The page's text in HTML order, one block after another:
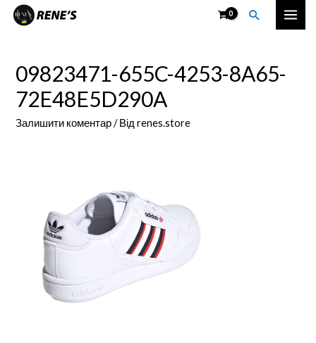
Перейти
Пошук
Main
09823471-655C-4253-8A65-
72E48E5D290A
Залишити коментар / Відrenes.store